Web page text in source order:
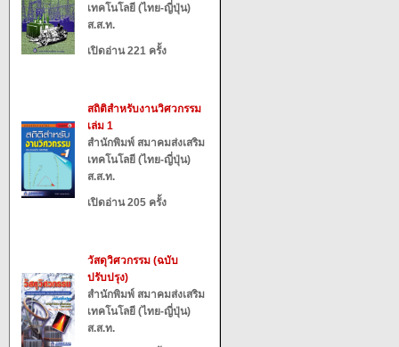
เทคโนโลยี (ไทย-ญี่ปุ่น)
ส.ส.ท.
เปิดอ่าน 221 ครั้ง
สถิติสำหรับงานวิศวกรรม
เล่ม 1
สำนักพิมพ์ สมาคมส่งเสริม
เทคโนโลยี (ไทย-ญี่ปุ่น)
ส.ส.ท.
เปิดอ่าน 205 ครั้ง
วัสดุวิศวกรรม (ฉบับ
ปรับปรุง)
สำนักพิมพ์ สมาคมส่งเสริม
เทคโนโลยี (ไทย-ญี่ปุ่น)
ส.ส.ท.